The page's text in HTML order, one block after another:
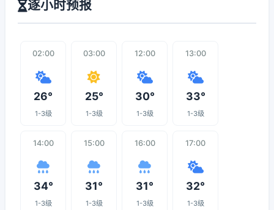
逐小时预报
02:00
26°
1-3级
03:00
25°
1-3级
12:00
30°
1-3级
13:00
33°
1-3级
14:00
34°
1-3级
15:00
31°
1-3级
16:00
31°
1-3级
17:00
32°
1-3级